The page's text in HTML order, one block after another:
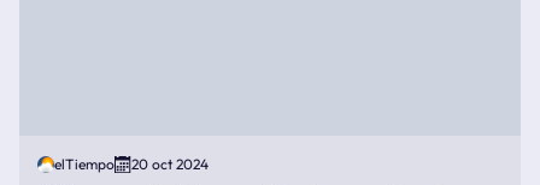
elTiempo 20 oct 2024